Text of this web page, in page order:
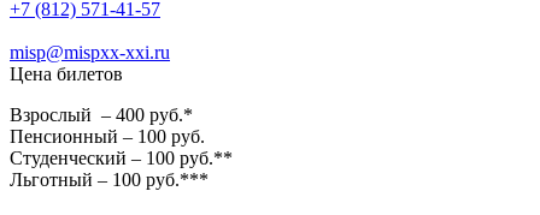
+7 (812) 571-41-57
misp@mispxx-xxi.ru
Цена билетов
Взрослый – 400 руб.*
Пенсионный – 100 руб.
Студенческий – 100 руб.**
Льготный – 100 руб.***